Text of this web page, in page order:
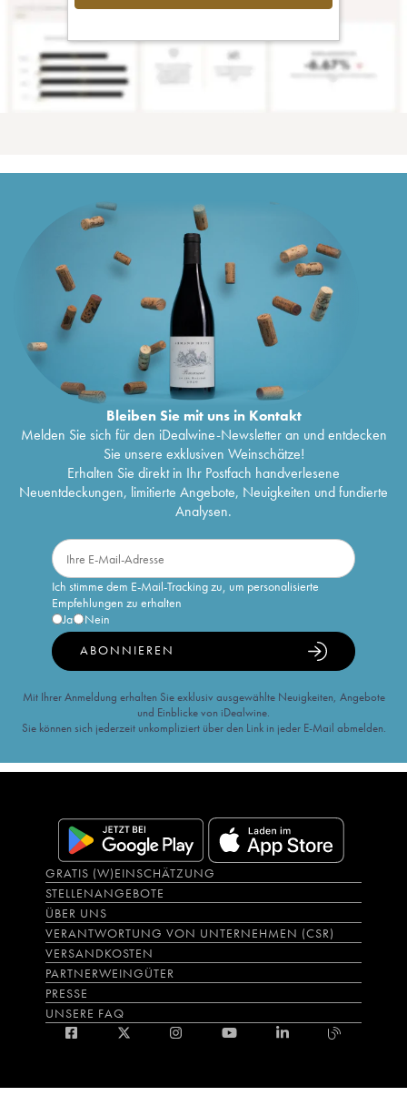
Bleiben Sie mit uns in Kontakt
Melden Sie sich für den iDealwine-Newsletter an und entdecken
Sie unsere exklusiven Weinschätze!
Erhalten Sie direkt in Ihr Postfach handverlesene
Neuentdeckungen, limitierte Angebote, Neuigkeiten und fundierte
Analysen.
Ich stimme dem E-Mail-Tracking zu, um personalisierte
Empfehlungen zu erhalten
Ja
Nein
ABONNIEREN
Mit Ihrer Anmeldung erhalten Sie exklusiv ausgewählte Neuigkeiten, Angebote
und Einblicke von iDealwine.
Sie können sich jederzeit unkompliziert über den Link in jeder E-Mail abmelden.
GRATIS (W)EINSCHÄTZUNG
STELLENANGEBOTE
ÜBER UNS
VERANTWORTUNG VON UNTERNEHMEN (CSR)
VERSANDKOSTEN
PARTNERWEINGÜTER
PRESSE
UNSERE FAQ